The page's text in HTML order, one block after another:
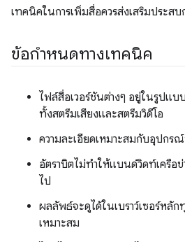
เทคนิคในการเพิ่มสื่อควรส่งเสริมประส
ข้อกำหนดทางเทคนิค
ไฟล์สื่อเวอร์ชันต่างๆ อยู่ในรูปแบ
ทั้งสตรีมเสียงและสตรีมวิดีโอ
ความละเอียดเหมาะสมกับอุปกร
อัตราบิตไม่ทำให้แบนด์วิดท์เครือ
ไป
ผลลัพธ์จะดูได้ในเบราว์เซอร์หลั
เหมาะสม